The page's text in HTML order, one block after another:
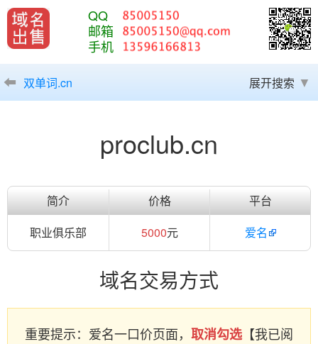
QQ
邮箱
手机
双单词.cn 展开搜索
proclub.cn
简介 价格
平台
职业俱乐部
5000元 爱名
域名交易方式
重要提示：爱名一口价页面， 取消勾选 【我已阅